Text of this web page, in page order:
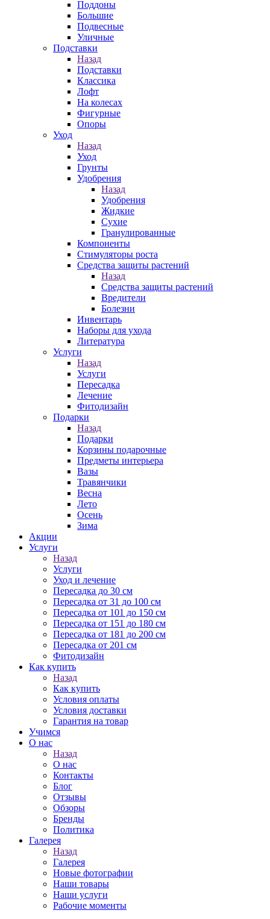
Поддоны
Большие
Подвесные
Уличные
Подставки
Назад
Подставки
Классика
Лофт
На колесах
Фигурные
Опоры
Уход
Назад
Уход
Грунты
Удобрения
Назад
Удобрения
Жидкие
Сухие
Гранулированные
Компоненты
Стимуляторы роста
Средства защиты растений
Назад
Средства защиты растений
Вредители
Болезни
Инвентарь
Наборы для ухода
Литература
Услуги
Назад
Услуги
Пересадка
Лечение
Фитодизайн
Подарки
Назад
Подарки
Корзины подарочные
Предметы интерьера
Вазы
Травянчики
Весна
Лето
Осень
Зима
Акции
Услуги
Назад
Услуги
Уход и лечение
Пересадка до 30 см
Пересадка от 31 до 100 см
Пересадка от 101 до 150 см
Пересадка от 151 до 180 см
Пересадка от 181 до 200 см
Пересадка от 201 см
Фитодизайн
Как купить
Назад
Как купить
Условия оплаты
Условия доставки
Гарантия на товар
Учимся
О нас
Назад
О нас
Контакты
Блог
Отзывы
Обзоры
Бренды
Политика
Галерея
Назад
Галерея
Новые фотографии
Наши товары
Наши услуги
Рабочие моменты